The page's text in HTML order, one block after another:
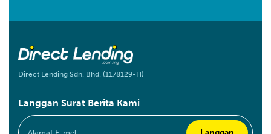
Direct Lending Sdn. Bhd. (1178129-H)
Langgan Surat Berita Kami